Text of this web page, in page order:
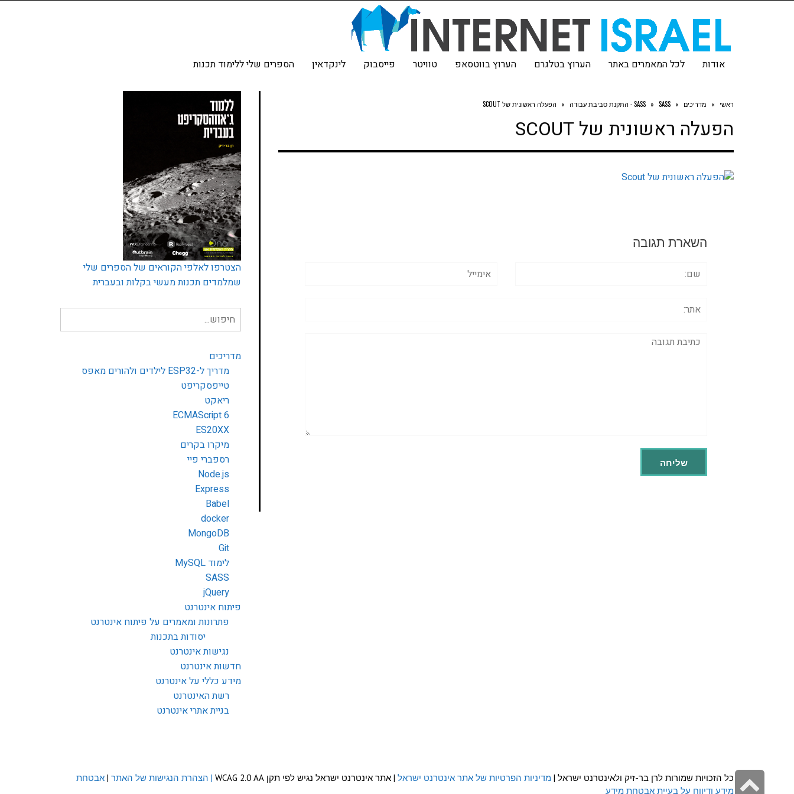
אודות לכל המאמרים באתר הערוץ בטלגרם הערוץ בווטסאפ טוויטר פייסבוק לינקדאין הספרים שלי ללימוד תכנות
ראשי » מדריכים »
SASS » SASS - התקנת סביבת עבודה » הפעלה ראשונית של SCOUT
הפעלה ראשונית של SCOUT
השארת תגובה
תגובה
הצטרפו לאלפי הקוראים של הספרים שלי
שמלמדים תכנות מעשי בקלות ובעברית
חיפוש
עבור:
מדריכים
מדריך ל-ESP32 לילדים ולהורים מאפס
טייפסקריפט
ריאקט
ECMAScript 6
ES20XX
מיקרו בקרים
רספברי פיי
Node.js
Express
Babel
docker
MongoDB
Git
לימוד MySQL
SASS
jQuery
פיתוח אינטרנט
פתרונות ומאמרים על פיתוח אינטרנט
יסודות בתכנות
נגישות אינטרנט
חדשות אינטרנט
מידע כללי על אינטרנט
רשת האינטרנט
בניית אתרי אינטרנט
כל הזכויות שמורות לרן בר-זיק ולאינטרנט ישראל | מדיניות הפרטיות של אתר אינטרנט ישראל | אתר אינטרנט ישראל נגיש לפי תקן WCAG 2.0 AA | הצהרת הנגישות של האתר | אבטחת
מידע ודיווח על בעיית אבטחת מידע
גלילה